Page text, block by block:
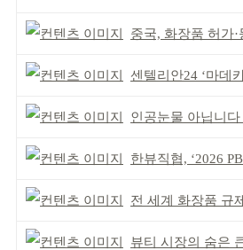
중국, 화장품 허가·등록
센텔리안24 ‘마데카
인공눈물 아닙니다 …
한뷰직협, ‘2026 PBFS
전 세계 화장품 규제
뷰티 시장의 숨은